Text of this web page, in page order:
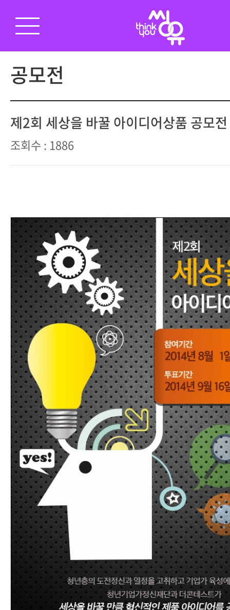
공모전
제2회 세상을 바꿀 아이디어상품 공모전
조회수 : 1886